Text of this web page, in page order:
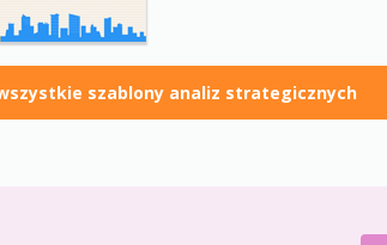
szablony analiz strategicznych